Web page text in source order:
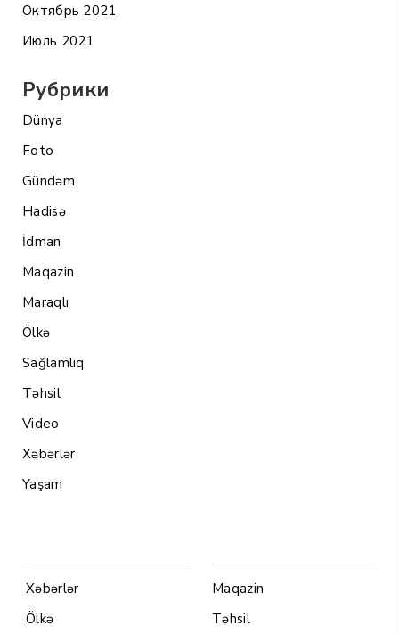
Октябрь 2021
Июль 2021
Рубрики
Dünya
Foto
Gündəm
Hadisə
İdman
Maqazin
Maraqlı
Ölkə
Sağlamlıq
Təhsil
Video
Xəbərlər
Yaşam
Xəbərlər
Ölkə
Maqazin
Təhsil